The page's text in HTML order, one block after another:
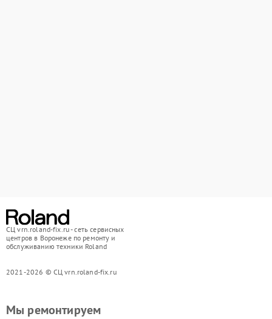
СЦ vrn.roland-fix.ru - сеть сервисных
центров в Воронеже по ремонту и
обслуживанию техники Roland
2021-2026 © СЦ vrn.roland-fix.ru
Мы ремонтируем